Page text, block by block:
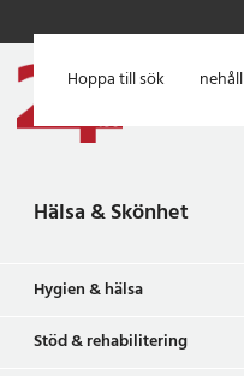
Hoppa till huvudinnehåll
Hoppa till sök
Hälsa & Skönhet
Hygien & hälsa
Stöd & rehabilitering